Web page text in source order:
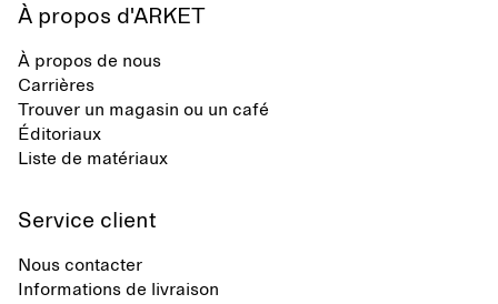
À propos d'ARKET
À propos de nous
Carrières
Trouver un magasin ou un café
Éditoriaux
Liste de matériaux
Service client
Nous contacter
Informations de livraison